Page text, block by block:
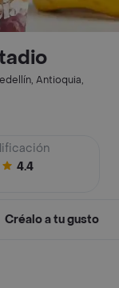
Antioquia,
4.4
Créalo a tu gusto